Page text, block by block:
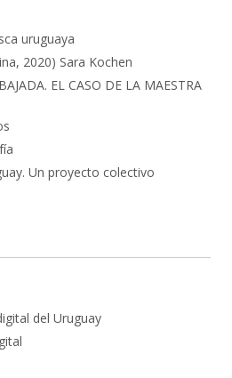
uruguaya
2020) Sara Kochen
EL CASO DE LA MAESTRA
Un proyecto colectivo
del Uruguay